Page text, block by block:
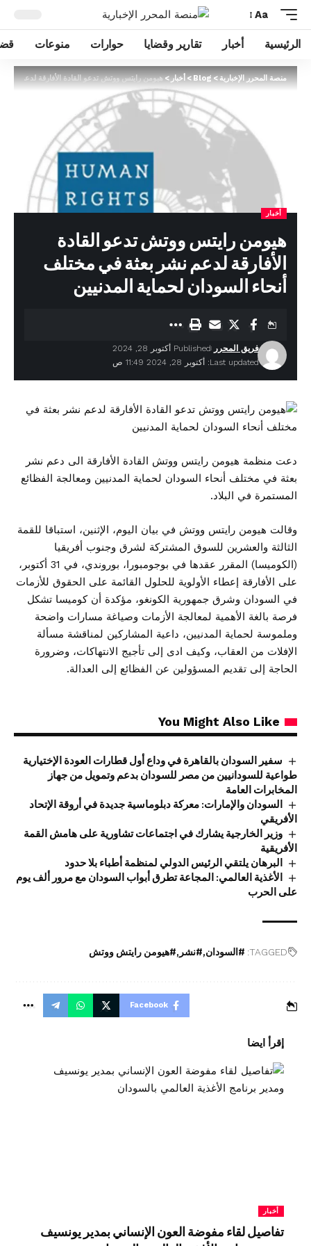
Aa
الرئيسية أخبار تقارير وقضايا حوارات منوعات
منصة المحرر الإخبارية>
Blog
>أخبار>هيومن رايتس ووتش تدعو القادة الأفارقة لدعم نشر
أخبار
هيومن رايتس ووتش تدعو القادة
الأفارقة لدعم نشر بعثة في مختلف
أنحاء السودان لحماية المدنيين
Last updated: أكتوبر 28, 2024 11:49 ص
فريق المحرر Published أكتوبر 28, 2024
دعت منظمة هيومن رايتس ووتش القادة الأفارقة الى دعم نشر
بعثة في مختلف أنحاء السودان لحماية المدنيين ومعالجة الفظائع
المستمرة في البلاد.
وقالت هيومن رايتس ووتش في بيان اليوم، الإثنين، استباقا للقمة
الثالثة والعشرين للسوق المشتركة لشرق وجنوب أفريقيا
(الكوميسا) المقرر عقدها في بوجومبورا، بوروندي، في 31 أكتوبر،
على الأفارقة إعطاء الأولوية للحلول القائمة على الحقوق للأزمات
في السودان وشرق جمهورية الكونغو، مؤكدة أن كوميسا تشكل
فرصة بالغة الأهمية لمعالجة الأزمات وصياغة مسارات واضحة
وملموسة لحماية المدنيين، داعية المشاركين لمناقشة مسألة
الإفلات من العقاب، وكيف ادى إلى تأجيج الانتهاكات، وضرورة
الحاجة إلى تقديم المسؤولين عن الفظائع إلى العدالة.
You Might Also Like
سفير السودان بالقاهرة في وداع أول قطارات العودة الإختيارية
طواعية للسودانيين من مصر للسودان بدعم وتمويل من جهاز
المخابرات العامة
السودان والإمارات: معركة دبلوماسية جديدة في أروقة الإتحاد
الأفريقي
وزير الخارجية يشارك في اجتماعات تشاورية على هامش القمة
الأفريقية
البرهان يلتقي الرئيس الدولي لمنظمة أطباء بلا حدود
الأغذية العالمي: المجاعة تطرق أبواب السودان مع مرور ألف يوم
على الحرب
TAGGED: #السودان #نشر #هيومن رايتش ووتش
Facebook
إقرأ ايضا
أخبار
تفاصيل لقاء مفوضة العون الإنساني بمدير يونسيف